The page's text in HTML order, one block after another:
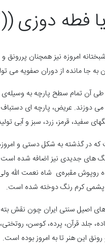
فطه دوزی
امروزه نیز همچنان پررونق
جا مانده از دوران صفویه
آن تمام سطح پارچه به
عریض، پارچه­ ای دستباف
سفید، قرمز، زرد، سبز و آبی
در گذشته به شکل دستی و
پشمی کرم رنگ دوخته شده است.
سنتی ایران چون نقش بته­
جلد قرآن، پرده، کوسن،
این هنر تا به امروز بوده است.